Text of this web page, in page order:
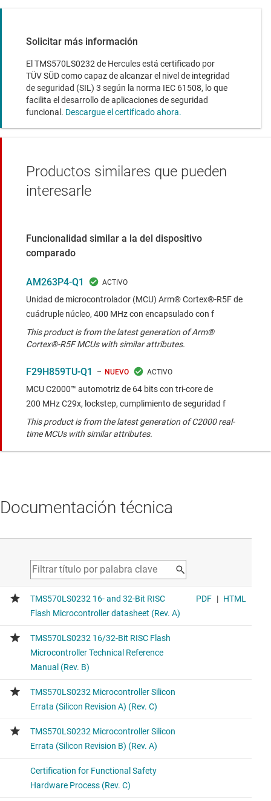
Solicitar más información
El TMS570LS0232 de Hercules está certificado por
TÜV SÜD como capaz de alcanzar el nivel de integridad
de seguridad (SIL) 3 según la norma IEC 61508, lo que
facilita el desarrollo de aplicaciones de seguridad
funcional. Descargue el certificado ahora.
Productos similares que pueden
interesarle
Funcionalidad similar a la del dispositivo
comparado
AM263P4-Q1
Unidad de microcontrolador (MCU) Arm® Cortex®-R5F de
cuádruple núcleo, 400 MHz con encapsulado con f
This product is from the latest generation of Arm®
Cortex®-R5F MCUs with similar attributes.
NUEVO
F29H859TU-Q1
MCU C2000™ automotriz de 64 bits con tri-core de
200 MHz C29x, lockstep, cumplimiento de seguridad f
This product is from the latest generation of C2000 real-
time MCUs with similar attributes.
Documentación técnica